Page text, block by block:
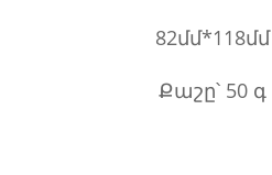
82մմ*118մմ
Քաշը՝ 50 գ